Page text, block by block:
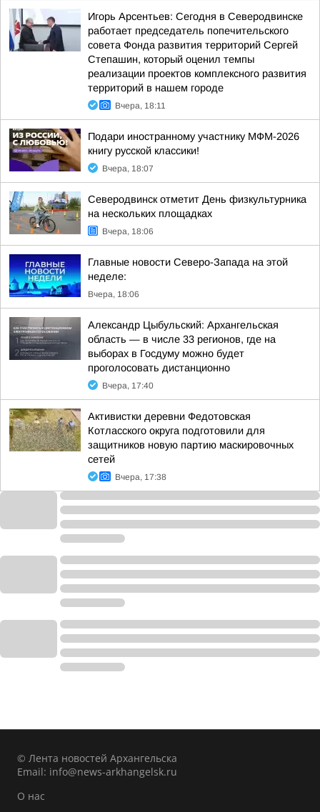
Игорь Арсентьев: Сегодня в Северодвинске
работает председатель попечительского
совета Фонда развития территорий Сергей
Степашин, который оценил темпы
реализации проектов комплексного развития
территорий в нашем городе
Вчера, 18:11
Подари иностранному участнику МФМ-2026
книгу русской классики!
Вчера, 18:07
Северодвинск отметит День физкультурника
на нескольких площадках
Вчера, 18:06
Главные новости Северо-Запада на этой
неделе:
Вчера, 18:06
Александр Цыбульский: Архангельская
область — в числе 33 регионов, где на
выборах в Госдуму можно будет
проголосовать дистанционно
Вчера, 17:40
Активистки деревни Федотовская
Котласского округа подготовили для
защитников новую партию маскировочных
сетей
Вчера, 17:38
© Лента новостей Архангельска
Email: info@news-arkhangelsk.ru
О нас